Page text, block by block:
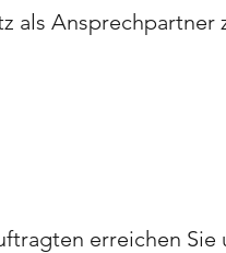
als Ansprechpartner
erreichen Sie